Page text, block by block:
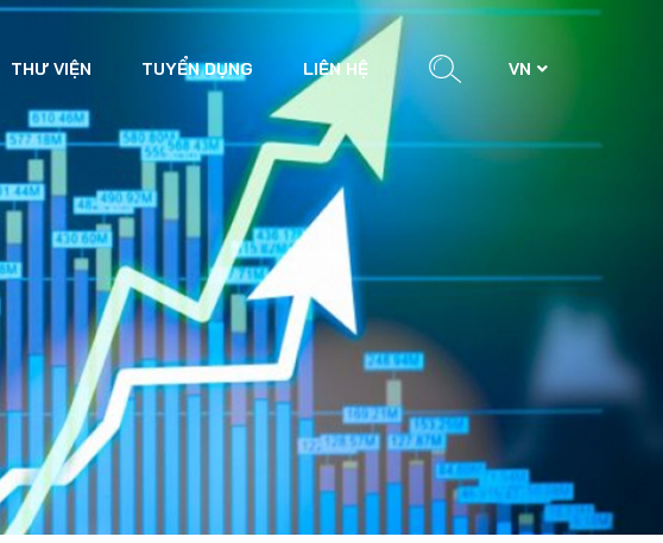
THƯ VIỆN TUYỂN DỤNG LIÊN HỆ VN